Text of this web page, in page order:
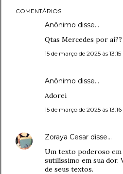
COMENTÁRIOS
Anônimo disse…
Qtas Mercedes por aí??
15 de março de 2025 às 13:15
Anônimo disse…
Adorei
15 de março de 2025 às 13:16
Zoraya Cesar disse…
Um texto poderoso em
sutilíssimo em sua dor.
de seus textos.